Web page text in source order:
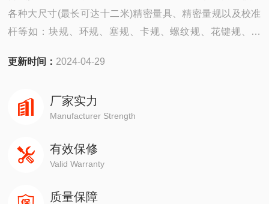
各种大尺寸(最长可达十二米)精密量具、精密量规以及校准
杆等如：块规、环规、塞规、卡规、螺纹规、花键规、表
如：齿轮、花键、校对棒、非标量规等，通用性强。超长光
精度大理石导轨，适用于计量室和车间现场。
更新时间： 2024-04-29
厂家实力
Manufacturer Strength
有效保修
Valid Warranty
质量保障